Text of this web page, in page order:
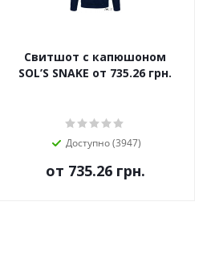
Свитшот с капюшоном
SOL’S SNAKE от 735.26 грн.
Доступно (3947)
от 735.26 грн.